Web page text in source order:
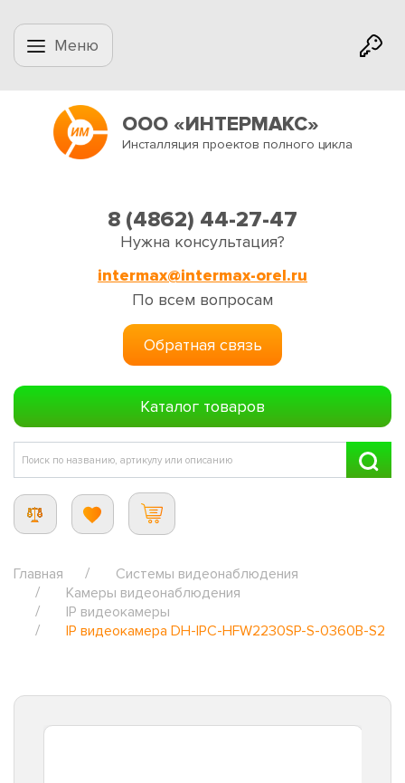
Меню
ООО «ИНТЕРМАКС»
Инсталляция проектов полного цикла
8 (4862) 44-27-47
Нужна консультация?
intermax@intermax-orel.ru
По всем вопросам
Обратная связь
Каталог товаров
Главная
Системы видеонаблюдения
Камеры видеонаблюдения
IP видеокамеры
IP видеокамера DH-IPC-HFW2230SP-S-0360B-S2